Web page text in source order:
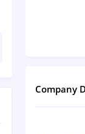
Company